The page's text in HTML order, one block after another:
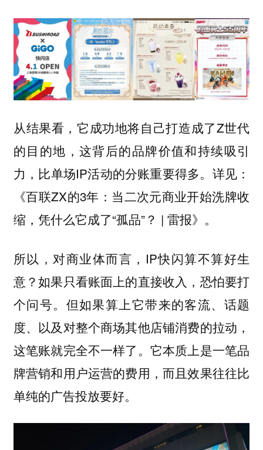
从结果看，它成功地将自己打造成了Z世代
的目的地，这背后的品牌价值和持续吸引
力，比单场IP活动的分账重要得多。详见：
《百联ZX的3年：当二次元商业开始洗牌收
缩，凭什么它成了“孤品”？ | 雷报》。
所以，对商业体而言，IP快闪算不算好生
意？如果只看账面上的直接收入，恐怕要打
个问号。但如果算上它带来的客流、话题
度、以及对整个商场其他店铺消费的拉动，
这笔账就完全不一样了。它本质上是一笔品
牌营销和用户运营的费用，而且效果往往比
单纯的广告投放要好。